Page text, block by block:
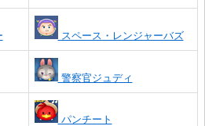
スペース・レンジャーバズ
警察官ジュディ
パンチート